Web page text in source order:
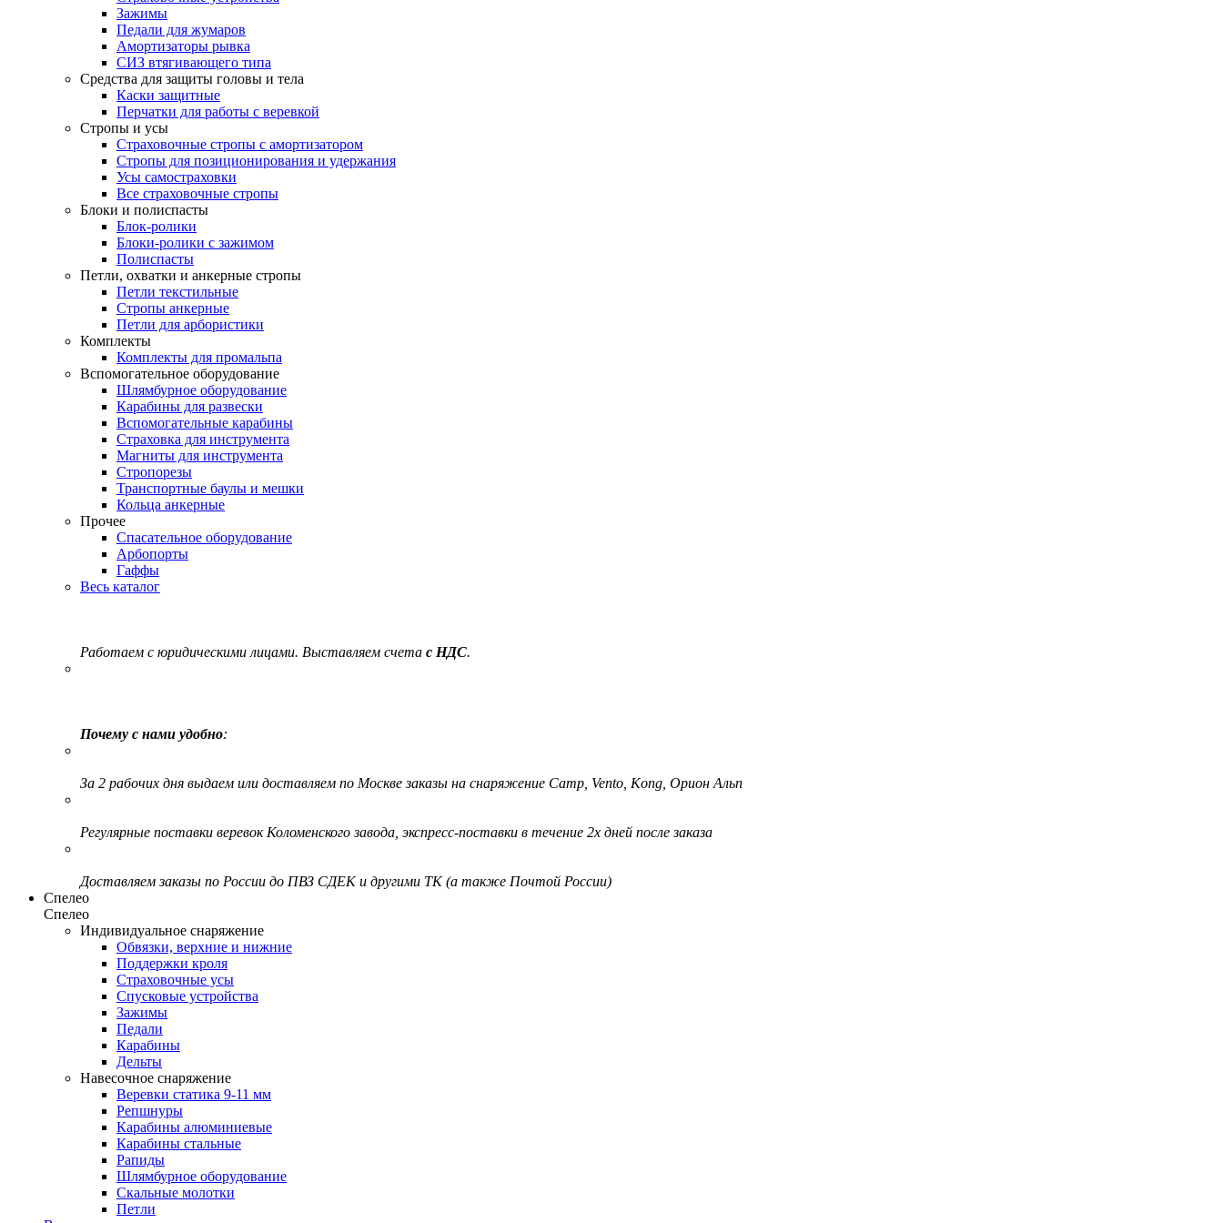
Зажимы
Педали для жумаров
Амортизаторы рывка
СИЗ втягивающего типа
Средства для защиты головы и тела
Каски защитные
Перчатки для работы с веревкой
Стропы и усы
Страховочные стропы с амортизатором
Стропы для позиционирования и удержания
Усы самостраховки
Все страховочные стропы
Блоки и полиспасты
Блок-ролики
Блоки-ролики с зажимом
Полиспасты
Петли, охватки и анкерные стропы
Петли текстильные
Стропы анкерные
Петли для арбористики
Комплекты
Комплекты для промальпа
Вспомогательное оборудование
Шлямбурное оборудование
Карабины для развески
Вспомогательные карабины
Страховка для инструмента
Магниты для инструмента
Стропорезы
Транспортные баулы и мешки
Кольца анкерные
Прочее
Спасательное оборудование
Арбопорты
Гаффы
Весь каталог
Работаем с юридическими лицами. Выставляем счета с НДС.
Почему с нами удобно:
За 2 рабочих дня выдаем или доставляем по Москве заказы на снаряжение Camp, Vento, Kong, Орион Альп
Регулярные поставки веревок Коломенского завода, экспресс-поставки в течение 2х дней после заказа
Доставляем заказы по России до ПВЗ СДЕК и другими ТК (а также Почтой России)
Спелео
Спелео
Индивидуальное снаряжение
Обвязки, верхние и нижние
Поддержки кроля
Страховочные усы
Спусковые устройства
Зажимы
Педали
Карабины
Дельты
Навесочное снаряжение
Веревки статика 9-11 мм
Репшнуры
Карабины алюминиевые
Карабины стальные
Рапиды
Шлямбурное оборудование
Скальные молотки
Петли